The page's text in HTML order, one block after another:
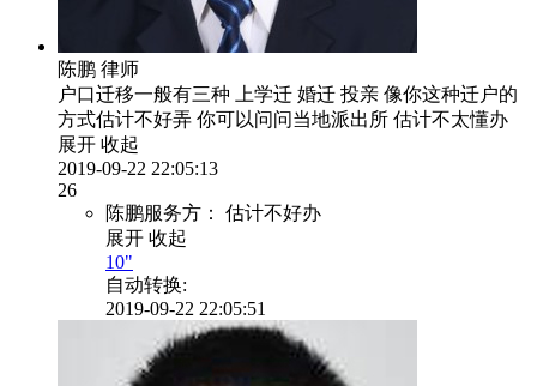
陈鹏 律师
户口迁移一般有三种 上学迁 婚迁 投亲 像你这种迁户的
方式估计不好弄 你可以问问当地派出所 估计不太懂办
展开 收起
2019-09-22 22:05:13
26
陈鹏服务方：
估计不好办
展开 收起
10"
自动转换:
2019-09-22 22:05:51